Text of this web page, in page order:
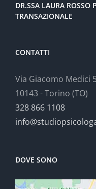
DR.SSA LAURA ROSSO
TRANSAZIONALE
CONTATTI
Via Giacomo Medici
10143 - Torino (TO)
328 866 1108
DOVE SONO